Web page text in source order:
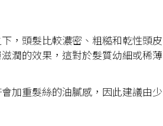
，頭髮比較濃密、粗糙和乾性頭皮
潤的效果，這對於髮質幼細或稀薄
加重髮絲的油膩感，因此建議由少